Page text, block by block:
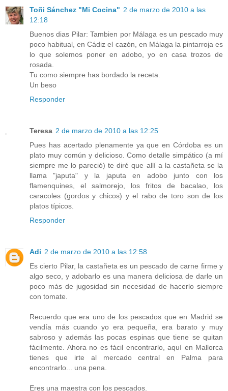
Toñi Sánchez "Mi Cocina" 2 de marzo de 2010 a las
12:18
Buenos dias Pilar: Tambien por Málaga es un pescado muy
poco habitual, en Cádiz el cazón, en Málaga la pintarroja es
lo que solemos poner en adobo, yo en casa trozos de
rosada.
Tu como siempre has bordado la receta.
Un beso
Responder
Teresa 2 de marzo de 2010 a las 12:25
Pues has acertado plenamente ya que en Córdoba es un
plato muy común y delicioso. Como detalle simpático (a mí
siempre me lo pareció) te diré que allí a la castañeta se la
llama "japuta" y la japuta en adobo junto con los
flamenquines, el salmorejo, los fritos de bacalao, los
caracoles (gordos y chicos) y el rabo de toro son de los
platos típicos.
Responder
Adi 2 de marzo de 2010 a las 12:58
Es cierto Pilar, la castañeta es un pescado de carne firme y
algo seco, y adobarlo es una manera deliciosa de darle un
poco más de jugosidad sin necesidad de hacerlo siempre
con tomate.
Recuerdo que era uno de los pescados que en Madrid se
vendía más cuando yo era pequeña, era barato y muy
sabroso y además las pocas espinas que tiene se quitan
fácilmente. Ahora no es fácil encontrarlo, aquí en Mallorca
tienes que irte al mercado central en Palma para
encontrarlo... una pena.
Eres una maestra con los pescados.